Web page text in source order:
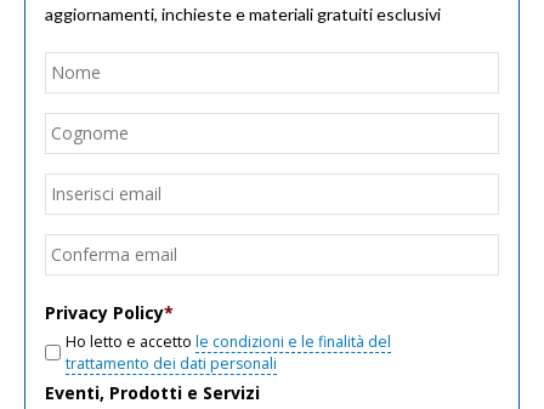
aggiornamenti, inchieste e materiali gratuiti esclusivi
Nome
Email
Privacy Policy*
Ho letto e accetto le condizioni e le finalità del
trattamento dei dati personali
Eventi, Prodotti e Servizi